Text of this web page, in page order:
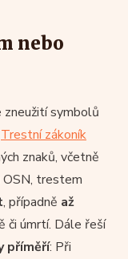
nebo
zneužití symbolů
Trestní zákoník
znaků, včetně
trestem
, případně až
či úmrtí. Dále řeší
příměří: Při